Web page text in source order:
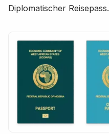
Diplomatischer Reisepass.